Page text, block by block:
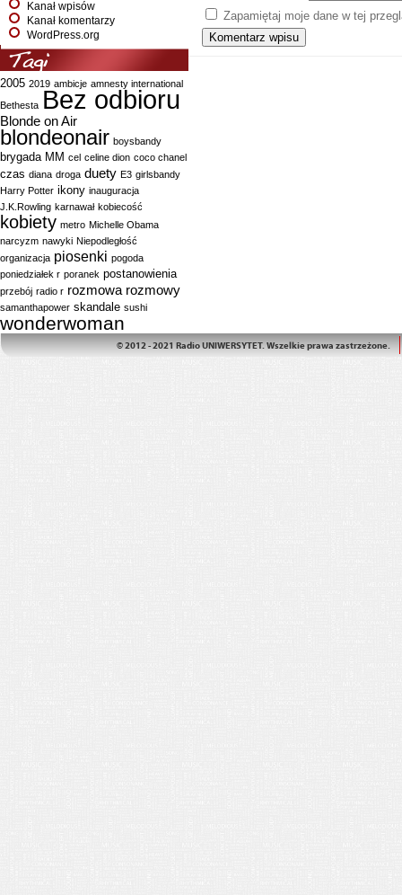
Kanał wpisów
Kanał komentarzy
WordPress.org
Tagi
2005 2019 ambicje amnesty international
Bethesta Bez odbioru
Blonde on Air
blondeonair boysbandy
brygada MM cel celine dion coco chanel
czas diana droga duety E3 girlsbandy
Harry Potter ikony inauguracja
J.K.Rowling karnawał kobiecość
kobiety metro Michelle Obama
narcyzm nawyki Niepodległość
organizacja piosenki pogoda
poniedziałek r poranek postanowienia
przebój radio r rozmowa rozmowy
samanthapower skandale sushi
wonderwoman
Zapamiętaj moje dane w tej
© 2012 - 2021 Radio UNIWERSYTET. Wszelkie prawa zastrzeżone.